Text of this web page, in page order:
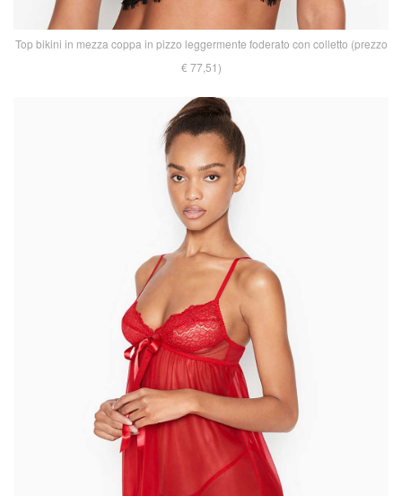
Top bikini in mezza coppa in pizzo leggermente foderato con colletto (prezzo
€ 77,51)